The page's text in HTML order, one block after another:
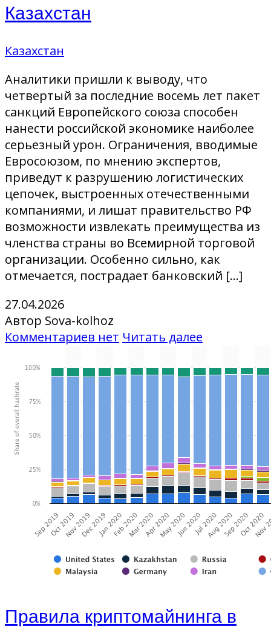
Казахстан
Казахстан
Аналитики пришли к выводу, что
четвертый за последние восемь лет пакет
санкций Европейского союза способен
нанести российской экономике наиболее
серьезный урон. Ограничения, вводимые
Евросоюзом, по мнению экспертов,
приведут к разрушению логистических
цепочек, выстроенных отечественными
компаниями, и лишат правительство РФ
возможности извлекать преимущества из
членства страны во Всемирной торговой
организации. Особенно сильно, как
отмечается, пострадает банковский […]
27.04.2026
Автор Sova-kolhoz
Комментариев нет Читать далее
Правила криптомайнинга в